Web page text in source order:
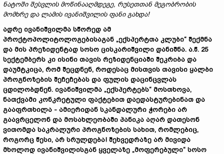
ნატოში შესვლის მოწინააღმდეგე, რუსეთთან მეგობრობის
მომხრე და ლამის ივანიშვილის ფანი გახდა!
ადრე ივანიშვილმა სწორედ ამ
პროქტოპოლიტოლოგებისაგან „ექსპერტთა კლუბი“ შექმნა
და მის პრეზიდენტად სოსო ცისკარიშვილი დანიშნა. ა.წ. 25
სექტემბერს კი ისინი თავის რეზიდენციაში შეკრიბა და
დაუმტკიცა, რომ შეცდნენ, როდესაც მისთვის თავისი ყალბი
პროგნოზების შეჩეჩებას და ფულის დაცინცვლას
ცდილობდნენ. ივანიშვილმა „ექსპერტებს“ მოსთხოვა,
ნათქვამი კონკრეტული ფაქტებით დაედასტურებინათ და
გააფრთხილა - ამიერიდან სკანდალური ჭორები არ
გაავრცელონ და მოსახლეობაში პანიკა აღარ დათესონ
ვითომდა საკრალური პროგნოზების სახით, რომლებიც,
როგორც წესი, არ სრულდება! შეხვედრაზე არ მივიდა
მხოლოდ ივანიშვილისგან ყველაზე „მოფერებული“ სოსო